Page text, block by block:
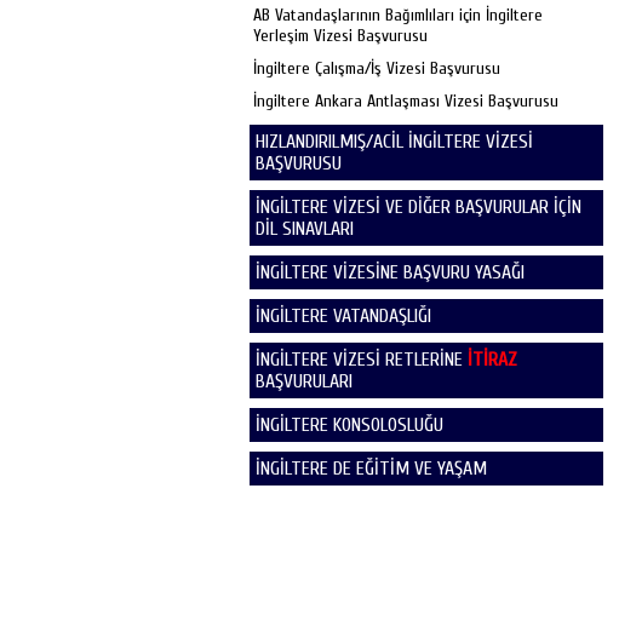
AB Vatandaşlarının Bağımlıları için İngiltere
Yerleşim Vizesi Başvurusu
İngiltere Çalışma/İş Vizesi Başvurusu
İngiltere Ankara Antlaşması Vizesi Başvurusu
HIZLANDIRILMIŞ/ACİL İNGİLTERE VİZESİ
BAŞVURUSU
İNGİLTERE VİZESİ VE DİĞER BAŞVURULAR İÇİN
DİL SINAVLARI
İNGİLTERE VİZESİNE BAŞVURU YASAĞI
İNGİLTERE VATANDAŞLIĞI
İNGİLTERE VİZESİ RETLERİNE İTİRAZ
BAŞVURULARI
İNGİLTERE KONSOLOSLUĞU
İNGİLTERE DE EĞİTİM VE YAŞAM